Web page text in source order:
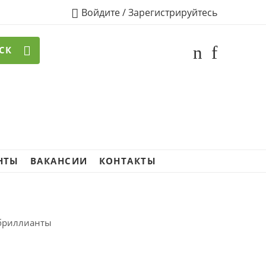
Войдите / Зарегистрируйтесь
ВАКАНСИИ КОНТАКТЫ